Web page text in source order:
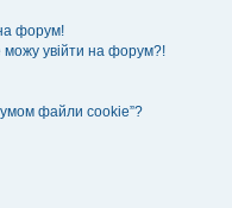
форум!
можу увійти на форум?!
файли cookie”?